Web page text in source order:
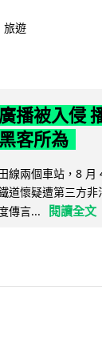
旅遊
播被入侵
客所為
線兩個車站，8 月
道懷疑遭第三方
傳言...
閱讀全文